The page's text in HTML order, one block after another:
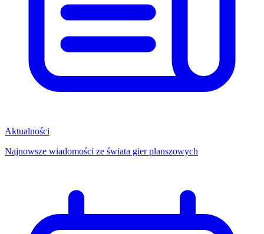
Aktualności
Najnowsze wiadomości ze świata gier planszowych